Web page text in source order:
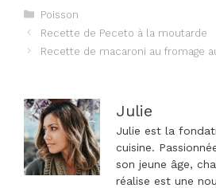
Catégories
Poisson
Navigation
des
Recette de Peceto à la moutarde
Recette de macaroni au fromage
Julie
Julie est la
cuisine.
son jeune âge,
réalise est une